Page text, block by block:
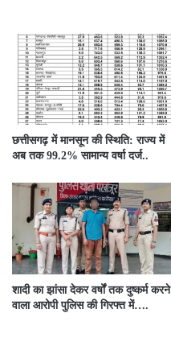
छत्तीसगढ़ में मानसून की स्थिति: राज्य में
अब तक 99.2% सामान्य वर्षा दर्ज..
शादी का झांसा देकर वर्षों तक दुष्कर्म करने
वाला आरोपी पुलिस की गिरफ्त में….